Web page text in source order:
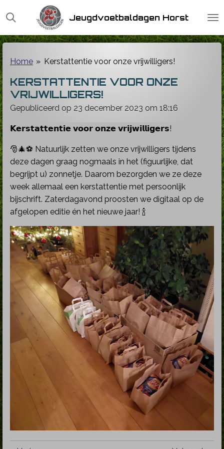
Ga
direct
naar
hoofdinhoud
Jeugdvoetbaldagen Horst
Home » Kerstattentie voor onze vrijwilligers!
KERSTATTENTIE VOOR ONZE
VRIJWILLIGERS!
Gepubliceerd op 23 december 2023 om 18:16
𝗞𝗲𝗿𝘀𝘁𝗮𝘁𝘁𝗲𝗻𝘁𝗶𝗲 𝘃𝗼𝗼𝗿 𝗼𝗻𝘇𝗲 𝘃𝗿𝗶𝗷𝘄𝗶𝗹𝗹𝗶𝗴𝗲𝗿𝘀!
🎅🎄⚽ Natuurlijk zetten we onze vrijwilligers tijdens
deze dagen graag nogmaals in het (figuurlijke, dat
begrijpt u) zonnetje. Daarom bezorgden we ze deze
week allemaal een kerstattentie met persoonlijk
bijschrift. Zaterdagavond proosten we digitaal op de
afgelopen editie én het nieuwe jaar! 🍾